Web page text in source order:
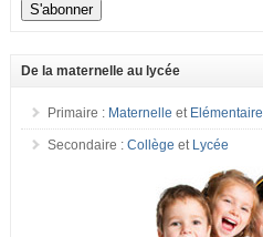
De la maternelle au lycée
Primaire : Maternelle et Elémentaire
Secondaire : Collège et Lycée